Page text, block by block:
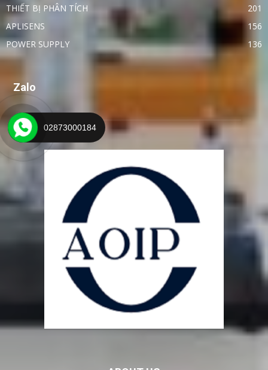
THIẾT BỊ PHÂN TÍCH
201
APLISENS
156
POWER SUPPLY
136
Zalo
02873000184